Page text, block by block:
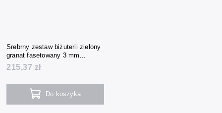
Srebrny zestaw biżuterii zielony
granat fasetowany 3 mm
(naszyjnik + bransoletka +
kolczyki)
215,37 zł
Do koszyka